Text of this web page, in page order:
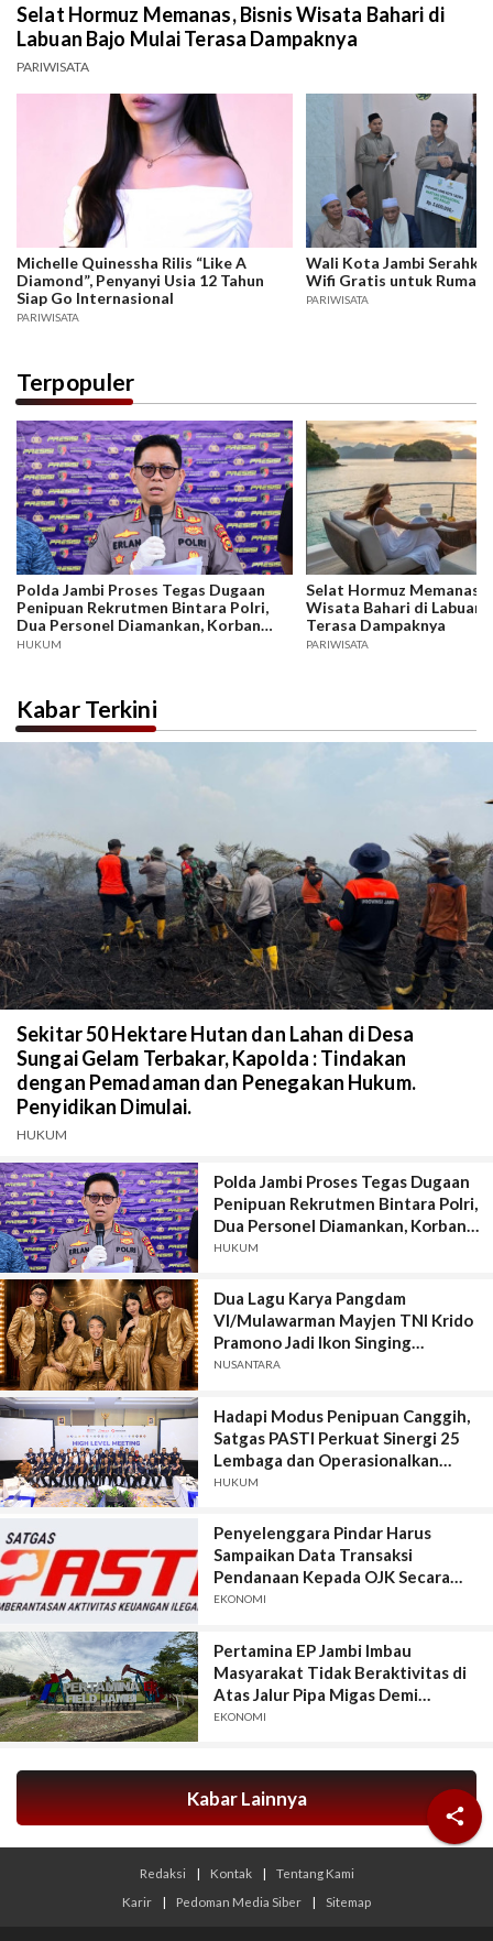

Selat Hormuz Memanas, Bisnis Wisata Bahari di
Labuan Bajo Mulai Terasa Dampaknya
PARIWISATA
Michelle Quinessha Rilis “Like A
Diamond”, Penyanyi Usia 12 Tahun
Siap Go Internasional
PARIWISATA
Wali Kota Jambi
Wifi Gratis untuk Rumah
PARIWISATA
Terpopuler
Polda Jambi Proses Tegas Dugaan
Penipuan Rekrutmen Bintara Polri,
Dua Personel Diamankan, Korban
Dari Rakyat Biasa Hingga Perwira,
HUKUM
Selat Hormuz Memanas,
Wisata Bahari di Labuan
Terasa Dampaknya
PARIWISATA
Kabar Terkini
Sekitar 50 Hektare Hutan dan Lahan di Desa
Sungai Gelam Terbakar, Kapolda : Tindakan
dengan Pemadaman dan Penegakan Hukum.
Penyidikan Dimulai.
HUKUM
Polda Jambi Proses Tegas Dugaan
Penipuan Rekrutmen Bintara Polri,
Dua Personel Diamankan, Korban
Dari Rakyat Biasa Hingga Perwira,
HUKUM
Dua Lagu Karya Pangdam
VI/Mulawarman Mayjen TNI Krido
Pramono Jadi Ikon Singing
Competition HUT Ke-81 RI
NUSANTARA
Hadapi Modus Penipuan Canggih,
Satgas PASTI Perkuat Sinergi 25
Lembaga dan Operasionalkan
Sistem Anti-Scam
HUKUM
Penyelenggara Pindar Harus
Sampaikan Data Transaksi
Pendanaan Kepada OJK Secara
Lengkap, Akurat, Terkini, Utuh, dan
EKONOMI
Pertamina EP Jambi Imbau
Masyarakat Tidak Beraktivitas di
Atas Jalur Pipa Migas Demi
Keselamatan Bersama
EKONOMI
Kabar Lainnya
Redaksi | Kontak |
Tentang Kami
Karir
| Pedoman Media Siber | Sitemap